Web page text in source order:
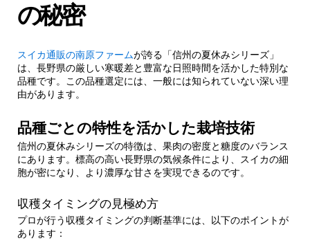
5.贈答用スイカの選び方完全ガイド
5.1.1.包装・ラッピングオプション
6. 保存・カットテクニックの専門知識
6.1.最適保存環境の構築
6.1.1.カット技術による甘さの最大化
7.
の秘密
スイカ通販の南原ファームが誇る「信州の夏休みシリーズ」
は、長野県の厳しい寒暖差と豊富な日照時間を活かした特別な
品種です。この品種選定には、一般には知られていない深い理
由があります。
品種ごとの特性を活かした栽培技術
信州の夏休みシリーズの特徴は、果肉の密度と糖度のバランス
にあります。標高の高い長野県の気候条件により、スイカの細
胞が密になり、より濃厚な甘さを実現できるのです。
収穫タイミングの見極め方
プロが行う収穫タイミングの判断基準には、以下のポイントが
あります：